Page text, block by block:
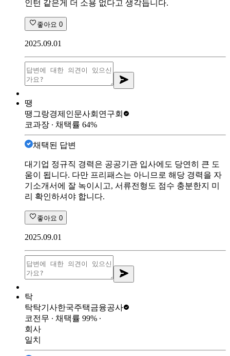
인턴 같은게 더 소용 없다고 생각듭니다.
좋아요 0
2025.09.01
땡
땡그랑경제인문사회연구회
코과장 ∙ 채택률 64%
채택된 답변
대기업 정규직 경력은 공공기관 입사에도 당연히 큰 도
움이 됩니다. 다만 프리패스는 아니므로 해당 경력을 자
기소개서에 잘 녹이시고, 서류전형도 점수 충분한지 미
리 확인하셔야 합니다.
좋아요 0
2025.09.01
탁
탁탁기사한국주택금융공사
코전무 ∙ 채택률 99% ∙
회사
일치